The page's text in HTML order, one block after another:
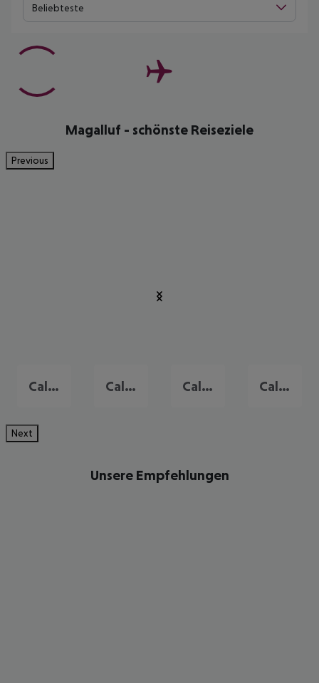
Beliebteste
Magalluf - schönste Reiseziele
Previous
Cala Mayor Cala Millor Calas de Mallorca Calvia
Next
Unsere Empfehlungen